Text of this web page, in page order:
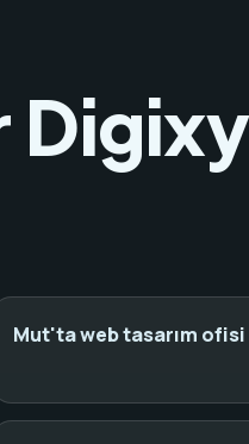
Digixy
Mut'ta web tasarım ofisi